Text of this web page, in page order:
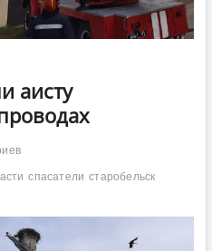
аисту
спасатели старобельск